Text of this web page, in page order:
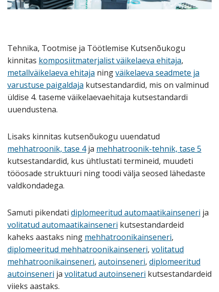
Tehnika, Tootmise ja Töötlemise Kutsenõukogu
kinnitas komposiitmaterjalist väikelaeva ehitaja,
metallväikelaeva ehitaja ningväikelaeva seadmete ja
varustuse paigaldaja kutsestandardid, mis on valminud
üldise 4. taseme väikelaevaehitaja kutsestandardi
uuendustena.
Lisaks kinnitas kutsenõukogu uuendatud
mehhatroonik, tase 4ja mehhatroonik-tehnik, tase 5
kutsestandardid, kus ühtlustati termineid, muudeti
tööosade struktuuri ning toodi välja seosed lähedaste
valdkondadega.
Samuti pikendati diplomeeritud automaatikainseneri ja
volitatud automaatikainseneri kutsestandardeid
kaheks aastaks ning mehhatroonikainseneri,
diplomeeritud mehhatroonikainseneri, volitatud
mehhatroonikainseneri, autoinseneri, diplomeeritud
autoinseneri ja volitatud autoinseneri kutsestandardeid
viieks aastaks.